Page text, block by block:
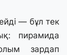
— бұл тек
пирамида
зардап